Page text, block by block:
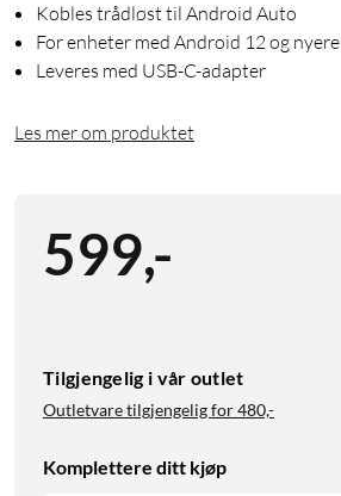
Kobles trådløst til Android Auto
For enheter med Android 12 og nyere
Leveres med USB-C-adapter
Les mer om produktet
599,-
Tilgjengelig i vår outlet
Outletvare tilgjengelig for480,-
Komplettere ditt kjøp